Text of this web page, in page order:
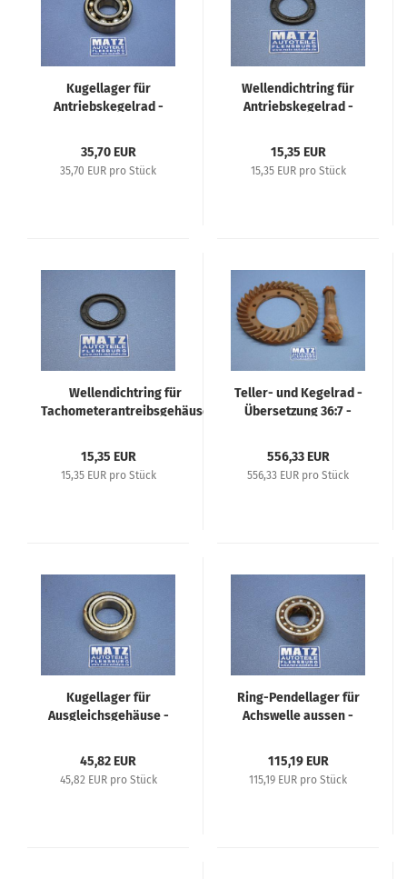
Kugellager für
Antriebskegelrad -
35,70 EUR
35,70 EUR pro Stück
Wellendichtring für
Antriebskegelrad -
Olympia 1,3 L, Opel 2
Liter, Olympia 38/39
15,35 EUR
15,35 EUR pro Stück
Wellendichtring für
Tachometerantreibsgehäuse
Opel 1,8 Liter, Opel 2 Liter,
Olympia 47
15,35 EUR
15,35 EUR pro Stück
Teller- und Kegelrad -
Übersetzung 36:7 -
1,3 L
556,33 EUR
556,33 EUR pro Stück
Kugellager für
Ausgleichsgehäuse -
45,82 EUR
45,82 EUR pro Stück
Ring-Pendellager für
Achswelle aussen -
L
115,19 EUR
115,19 EUR pro Stück